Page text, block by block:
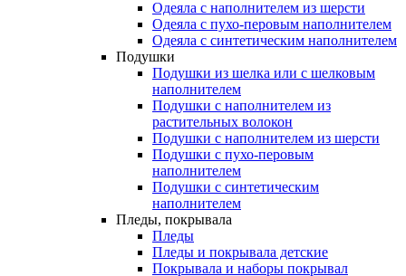
Одеяла с наполнителем из шерсти
Одеяла с пухо-перовым наполнителем
Одеяла с синтетическим наполнителем
Подушки
Подушки из шелка или с шелковым
наполнителем
Подушки с наполнителем из
растительных волокон
Подушки с наполнителем из шерсти
Подушки с пухо-перовым
наполнителем
Подушки с синтетическим
наполнителем
Пледы, покрывала
Пледы
Пледы и покрывала детские
Покрывала и наборы покрывал